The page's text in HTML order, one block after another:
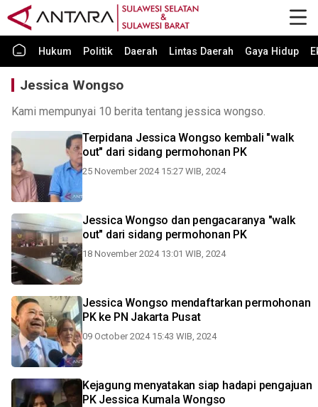
Hukum Politik Daerah Lintas Daerah Gaya Hidup
Jessica Wongso
Kami mempunyai 10 berita tentang jessica wongso.
Terpidana Jessica Wongso kembali "walk
out" dari sidang permohonan PK
25 November 2024 15:27 WIB, 2024
Jessica Wongso dan pengacaranya "walk
out" dari sidang permohonan PK
18 November 2024 13:01 WIB, 2024
Jessica Wongso mendaftarkan permohonan
PK ke PN Jakarta Pusat
09 October 2024 15:43 WIB, 2024
Kejagung menyatakan siap hadapi pengajuan
PK Jessica Kumala Wongso